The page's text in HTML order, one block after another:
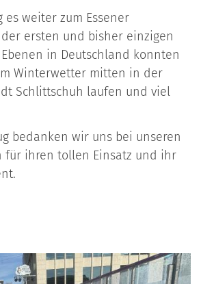
es weiter zum Essener
ersten und bisher einzigen
in Deutschland konnten
Winterwetter mitten in der
Schlittschuh laufen und viel
bedanken wir uns bei unseren
für ihren tollen Einsatz und ihr